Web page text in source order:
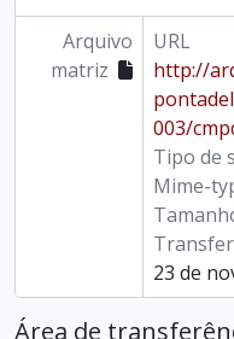
Arquivo
matriz
URL
http://
003/
Tipo de
Mime-
23 de
Área de